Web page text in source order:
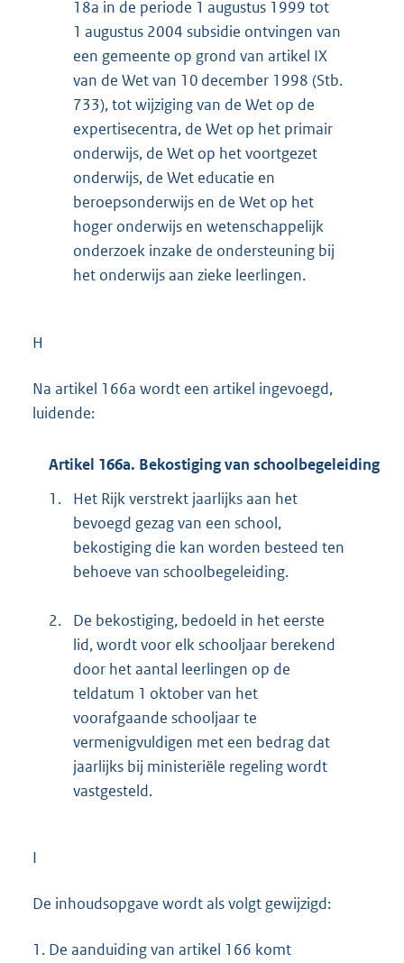
18a in de periode 1 augustus 1999 tot
1 augustus 2004 subsidie ontvingen van
een gemeente op grond van artikel IX
van de Wet van 10 december 1998 (Stb.
733), tot wijziging van de Wet op de
expertisecentra, de Wet op het primair
onderwijs, de Wet op het voortgezet
onderwijs, de Wet educatie en
beroepsonderwijs en de Wet op het
hoger onderwijs en wetenschappelijk
onderzoek inzake de ondersteuning bij
het onderwijs aan zieke leerlingen.
H
Na artikel 166a wordt een artikel ingevoegd,
luidende:
Artikel 166a. Bekostiging van schoolbegeleiding
1.
Het Rijk verstrekt jaarlijks aan het
bevoegd gezag van een school,
bekostiging die kan worden besteed ten
behoeve van schoolbegeleiding.
2.
De bekostiging, bedoeld in het eerste
lid, wordt voor elk schooljaar berekend
door het aantal leerlingen op de
teldatum 1 oktober van het
voorafgaande schooljaar te
vermenigvuldigen met een bedrag dat
jaarlijks bij ministeriële regeling wordt
vastgesteld.
I
De inhoudsopgave wordt als volgt gewijzigd:
1. De aanduiding van artikel 166 komt